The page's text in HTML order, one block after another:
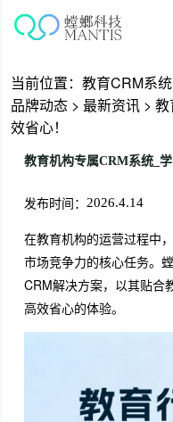
当前位置： 教育CRM系
品牌动态 > 最新资讯 > 教
效省心！
教育机构专属CRM系统_学
发布时间： 2026.4.14
在教育机构的运营过程中
市场竞争力的核心任务。
CRM解决方案，以其贴合
高效省心的体验。